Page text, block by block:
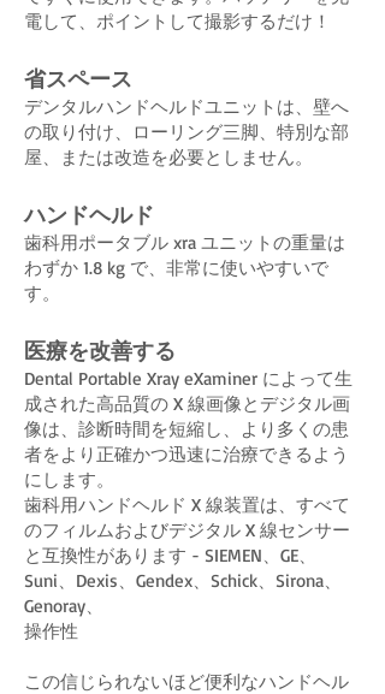
電して、ポイントして撮影するだけ！
省スペース
デンタルハンドヘルドユニットは、壁へ
の取り付け、ローリング三脚、特別な部
屋、または改造を必要としません。
ハンドヘルド
歯科用ポータブル xra ユニットの重量は
わずか 1.8 kg で、非常に使いやすいで
す。
医療を改善する
Dental Portable Xray eXaminer によって生
成された高品質の X 線画像とデジタル画
像は、診断時間を短縮し、より多くの患
者をより正確かつ迅速に治療できるよう
にします。
歯科用ハンドヘルド X 線装置は、すべて
のフィルムおよびデジタル X 線センサー
と互換性があります - SIEMEN、GE、
Suni、Dexis、Gendex、Schick、Sirona、
Genoray、
操作性
この信じられないほど便利なハンドヘル